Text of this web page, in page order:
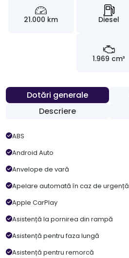
21.000 km Diesel
1.969 cm³
Dotări generale
Descriere
ABS
Android Auto
Anvelope de vară
Apelare automată în caz de urgență
Apple CarPlay
Asistență la pornirea din rampă
Asistență pentru faza lungă
Asistență pentru remorcă